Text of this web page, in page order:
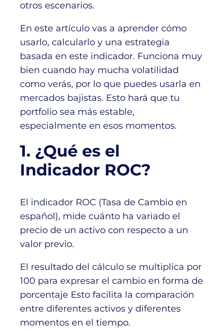
otros escenarios.
En este artículo vas a aprender cómo
usarlo, calcularlo y una estrategia
basada en este indicador. Funciona muy
bien cuando hay mucha volatilidad
como verás, por lo que puedes usarla en
mercados bajistas. Esto hará que tu
portfolio sea más estable,
especialmente en esos momentos.
1. ¿Qué es el
Indicador ROC?
El indicador ROC (Tasa de Cambio en
español), mide cuánto ha variado el
precio de un activo con respecto a un
valor previo.
El resultado del cálculo se multiplica por
100 para expresar el cambio en forma de
porcentaje Esto facilita la comparación
entre diferentes activos y diferentes
momentos en el tiempo.